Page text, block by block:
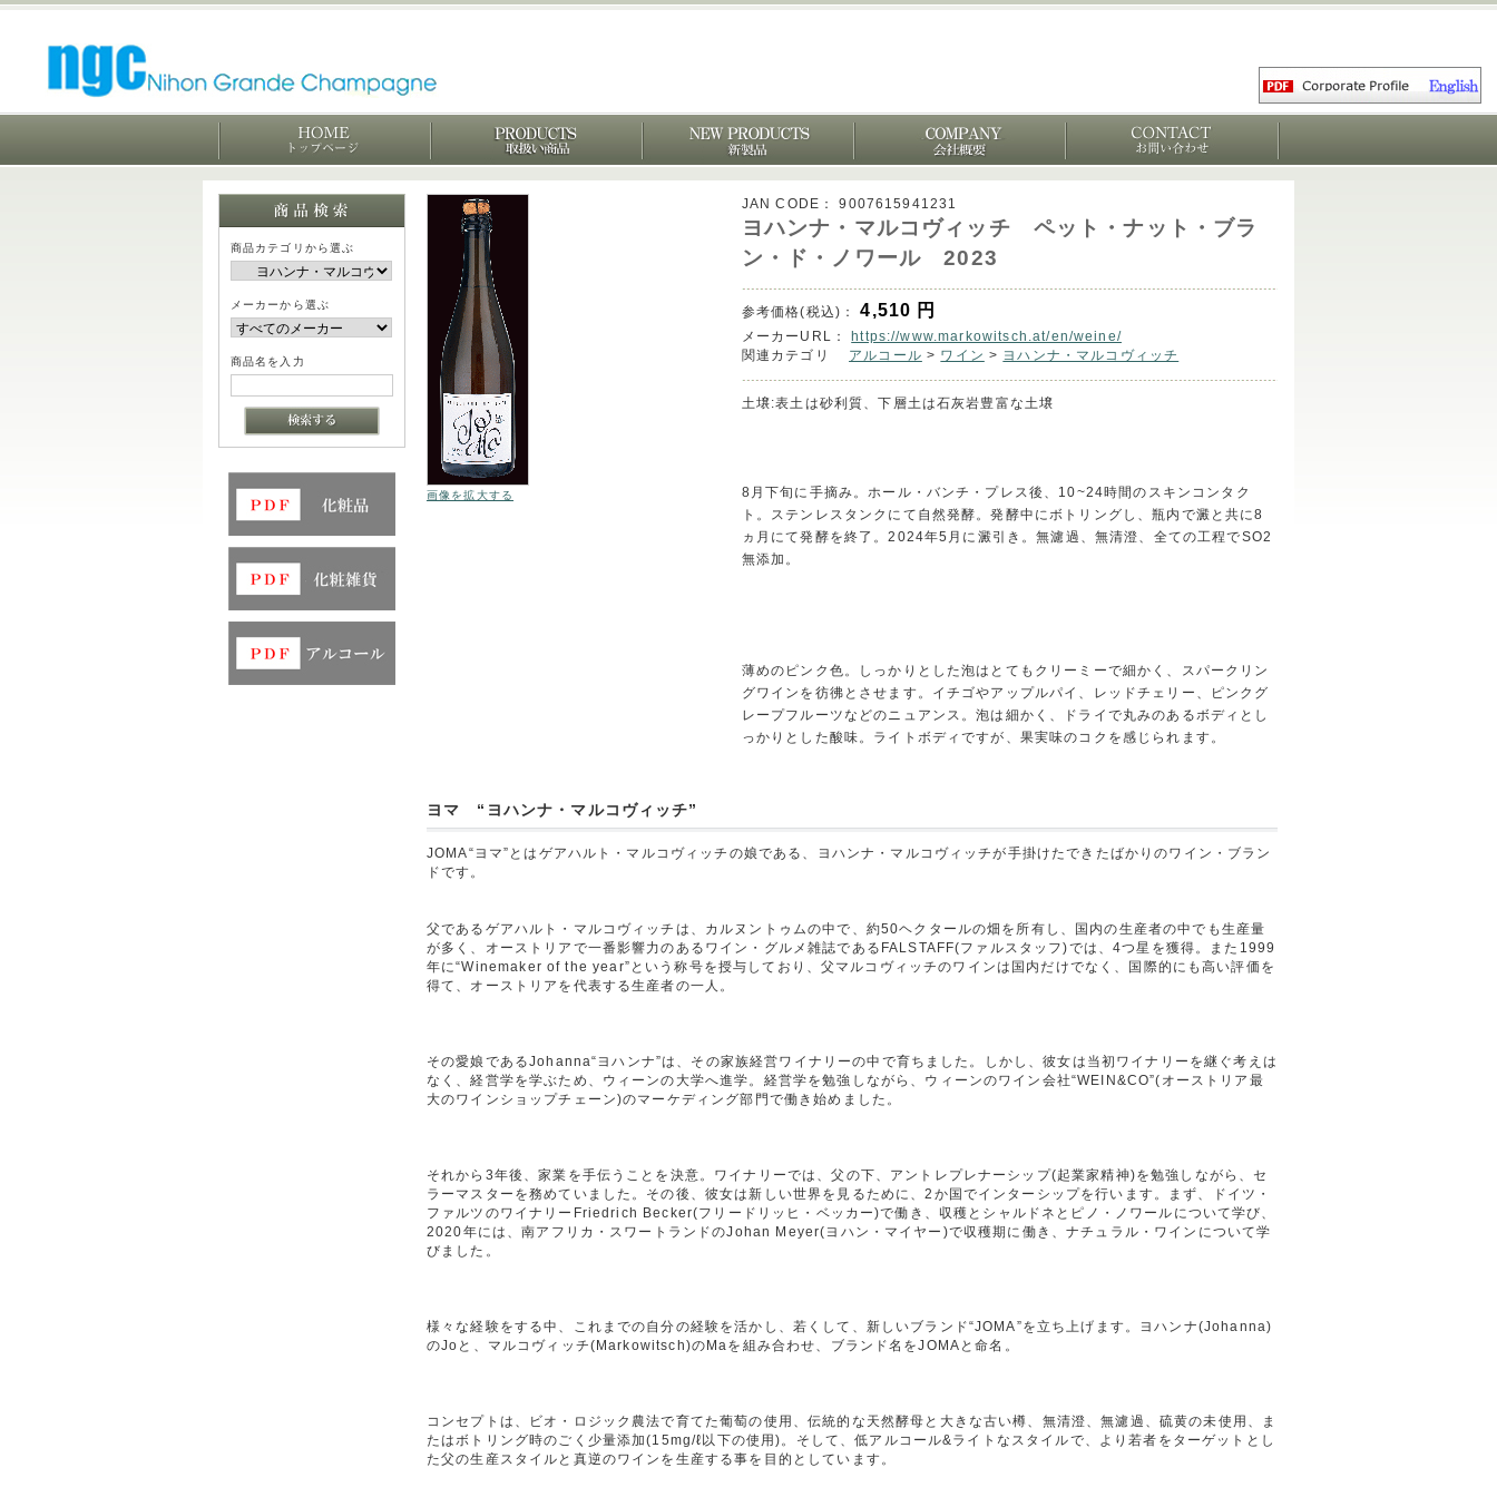
商品カテゴリから選ぶ
メーカーから選ぶ
商品名を入力
画像を拡大する
JAN CODE：9007615941231
ヨハンナ・マルコヴィッチ ペット・ナット・ブラ
ン・ド・ノワール 2023
参考価格(税込)：4,510 円
メーカーURL：
https://www.markowitsch.at/en/weine/
関連カテゴリ
アルコール > ワイン > ヨハンナ・マルコヴィッチ
土壌:表土は砂利質、下層土は石灰岩豊富な土壌
8月下旬に手摘み。ホール・バンチ・プレス後、10~24時間のスキンコンタク
ト。ステンレスタンクにて自然発酵。発酵中にボトリングし、瓶内で澱と共に8
ヵ月にて発酵を終了。2024年5月に澱引き。無濾過、無清澄、全ての工程でSO2
無添加。
薄めのピンク色。しっかりとした泡はとてもクリーミーで細かく、スパークリン
グワインを彷彿とさせます。イチゴやアップルパイ、レッドチェリー、ピンクグ
レープフルーツなどのニュアンス。泡は細かく、ドライで丸みのあるボディとし
っかりとした酸味。ライトボディですが、果実味のコクを感じられます。
ヨマ “ヨハンナ・マルコヴィッチ”
JOMA“ヨマ”とはゲアハルト・マルコヴィッチの娘である、ヨハンナ・マルコヴィッチが手掛けたできたばかりのワイン・ブラン
ドです。
父であるゲアハルト・マルコヴィッチは、カルヌントゥムの中で、約50ヘクタールの畑を所有し、国内の生産者の中でも生産量
が多く、オーストリアで一番影響力のあるワイン・グルメ雑誌であるFALSTAFF(ファルスタッフ)では、4つ星を獲得。また1999
年に“Winemaker of the year”という称号を授与しており、父マルコヴィッチのワインは国内だけでなく、国際的にも高い評価を
得て、オーストリアを代表する生産者の一人。
その愛娘であるJohanna“ヨハンナ”は、その家族経営ワイナリーの中で育ちました。しかし、彼女は当初ワイナリーを継ぐ考えは
なく、経営学を学ぶため、ウィーンの大学へ進学。経営学を勉強しながら、ウィーンのワイン会社“WEIN&CO”(オーストリア最
大のワインショップチェーン)のマーケディング部門で働き始めました。
それから3年後、家業を手伝うことを決意。ワイナリーでは、父の下、アントレプレナーシップ(起業家精神)を勉強しながら、セ
ラーマスターを務めていました。その後、彼女は新しい世界を見るために、2か国でインターシップを行います。まず、ドイツ・
ファルツのワイナリーFriedrich Becker(フリードリッヒ・ベッカー)で働き、収穫とシャルドネとピノ・ノワールについて学び、
2020年には、南アフリカ・スワートランドのJohan Meyer(ヨハン・マイヤー)で収穫期に働き、ナチュラル・ワインについて学
びました。
様々な経験をする中、これまでの自分の経験を活かし、若くして、新しいブランド“JOMA”を立ち上げます。ヨハンナ(Johanna)
のJoと、マルコヴィッチ(Markowitsch)のMaを組み合わせ、ブランド名をJOMAと命名。
コンセプトは、ビオ・ロジック農法で育てた葡萄の使用、伝統的な天然酵母と大きな古い樽、無清澄、無濾過、硫黄の未使用、ま
たはボトリング時のごく少量添加(15mg/ℓ以下の使用)。そして、低アルコール&ライトなスタイルで、より若者をターゲットとし
た父の生産スタイルと真逆のワインを生産する事を目的としています。